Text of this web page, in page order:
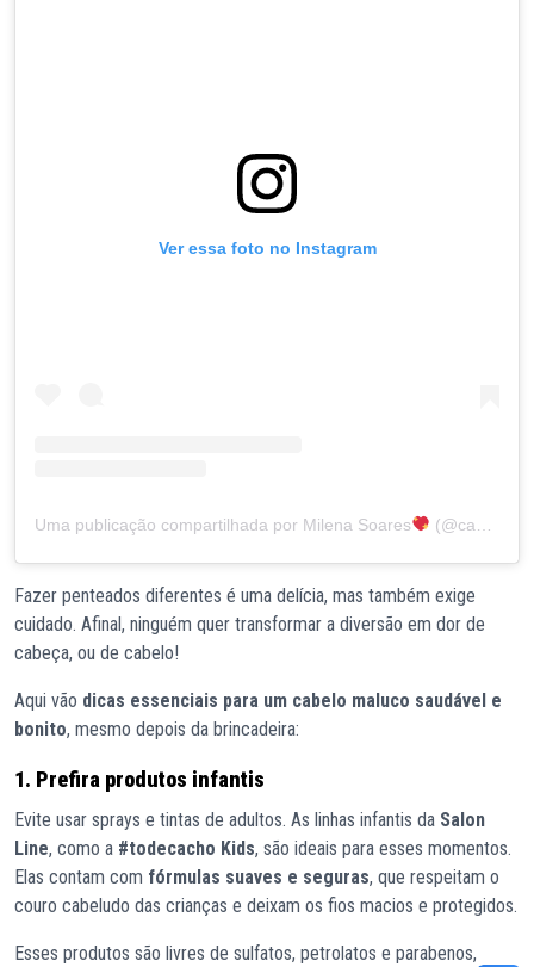
Ver essa foto no Instagram
Uma publicação compartilhada por Milena Soares (@cachosdamille_)
Fazer penteados diferentes é uma delícia, mas também exige
cuidado. Afinal, ninguém quer transformar a diversão em dor de
cabeça, ou de cabelo!
Aqui vão dicas essenciais para um cabelo maluco saudável e
bonito, mesmo depois da brincadeira:
1. Prefira produtos infantis
Evite usar sprays e tintas de adultos. As linhas infantis da Salon
Line, como a #todecacho Kids, são ideais para esses momentos.
Elas contam com fórmulas suaves e seguras, que respeitam o
couro cabeludo das crianças e deixam os fios macios e protegidos.
Esses produtos são livres de sulfatos, petrolatos e parabenos,